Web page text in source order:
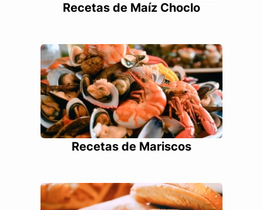
Recetas de Maíz Choclo
Recetas de Mariscos